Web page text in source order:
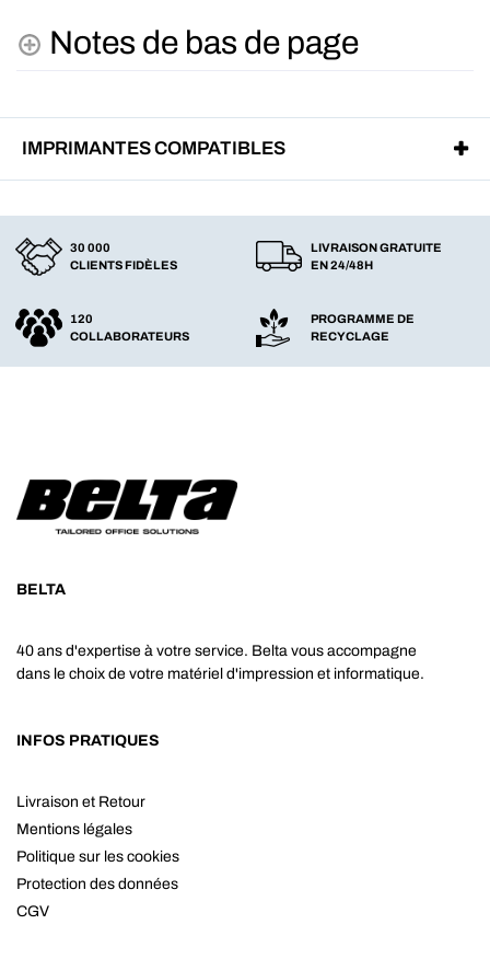
Notes de bas de page
IMPRIMANTES COMPATIBLES
30 000
CLIENTS FIDÈLES
LIVRAISON GRATUITE
EN 24/48H
120
COLLABORATEURS
PROGRAMME DE
RECYCLAGE
BELTA
40 ans d'expertise à votre service. Belta vous accompagne
dans le choix de votre matériel d'impression et informatique.
INFOS PRATIQUES
Livraison et Retour
Mentions légales
Politique sur les cookies
Protection des données
CGV